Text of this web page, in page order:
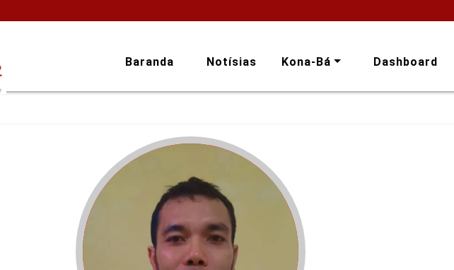
Baranda Notísias Kona-Bá Dashboard